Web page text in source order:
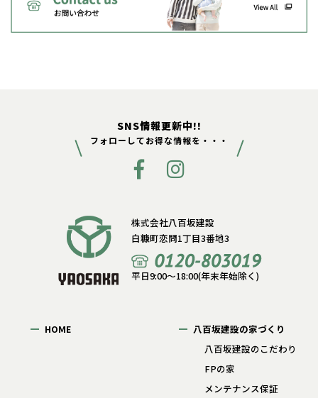
SNS情報更新中!!
フォローしてお得な情報を・・・
株式会社八百坂建設
白糠町恋問1丁目3番地3
平日9:00〜18:00(年末年始除く)
HOME
八百坂建設の家づくり
八百坂建設のこだわり
FPの家
メンテナンス保証